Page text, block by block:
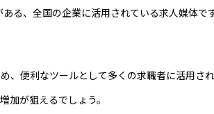
る、全国の企業に活用されている求人媒体
、便利なツールとして多くの求職者に活用さ
加が狙えるでしょう。